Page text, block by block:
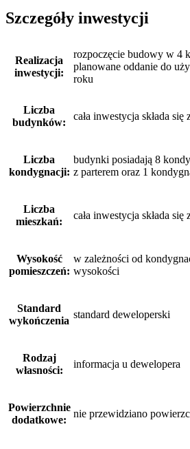
Szczegóły inwestycji
Realizacja
inwestycji:
rozpoczęcie budowy w 4
planowane oddanie do
roku
Liczba
budynków:
cała inwestycja składa
Liczba
kondygnacji:
budynki posiadają 8
z parterem oraz 1
Liczba
mieszkań:
cała inwestycja składa
Wysokość
pomieszczeń:
w zależności od
wysokości
Standard
wykończenia
standard deweloperski
Rodzaj
własności:
informacja u dewelopera
Powierzchnie
dodatkowe:
nie przewidziano